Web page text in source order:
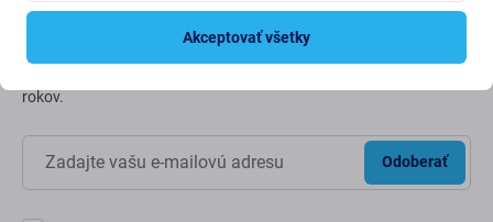
Prihláste sa na odber newslettera ohľadom zliav a noviniek z našej
rokov.
Odoberať
Akceptovať všetky